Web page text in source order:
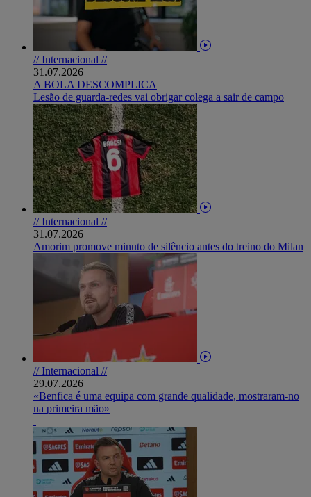
// Internacional //
31.07.2026
A BOLA DESCOMPLICA
Lesão de guarda-redes vai obrigar colega a sair de campo
// Internacional //
31.07.2026
Amorim promove minuto de silêncio antes do treino do Milan
// Internacional //
29.07.2026
«Benfica é uma equipa com grande qualidade, mostraram-no
na primeira mão»